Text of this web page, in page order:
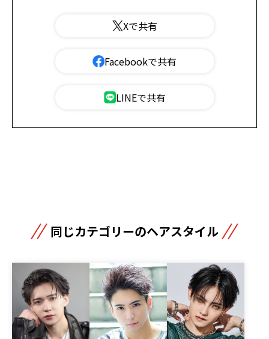
Xで共有
Facebookで共有
LINEで共有
同じカテゴリーのヘアスタイル